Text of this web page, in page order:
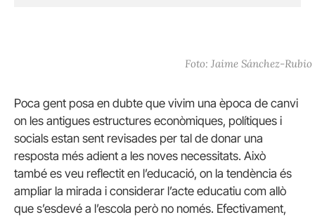
Foto: Jaime Sánchez-Rubio
Poca gent posa en dubte que vivim una època de canvi
on les antigues estructures econòmiques, polítiques i
socials estan sent revisades per tal de donar una
resposta més adient a les noves necessitats. Això
també es veu reflectit en l’educació, on la tendència és
ampliar la mirada i considerar l’acte educatiu com allò
que s’esdevé a l’escola però no només. Efectivament,